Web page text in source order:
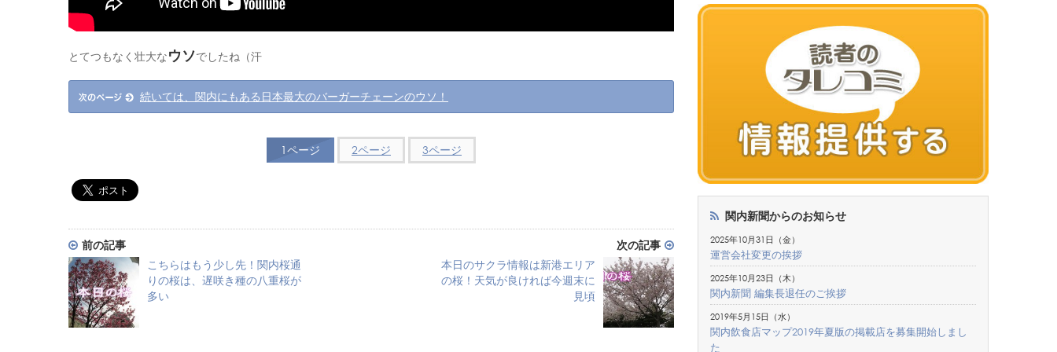
とてつもなく壮大なウソでしたね（汗
続いては、関内にもある日本最大のバーガーチェーンのウソ！
1ページ 2ページ 3ページ
前の記事
こちらはもう少し先！関内桜通
りの桜は、遅咲き種の八重桜が
多い
次の記事
本日のサクラ情報は新港エリア
の桜！天気が良ければ今週末に
見頃
関内新聞からのお知らせ
2025年10月31日（金）
運営会社変更の挨拶
2025年10月23日（木）
関内新聞 編集長退任のご挨拶
2019年5月15日（水）
関内飲食店マップ2019年夏版の掲載店を募集開始しまし
た